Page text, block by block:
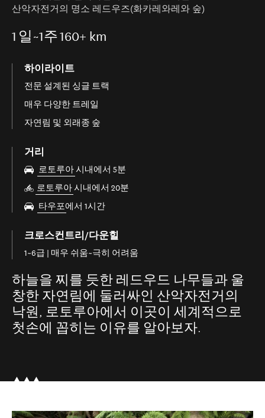
액티비티
산악자전거의 명소 레드우즈(화카레와레와 숲)
1 일~1주160+ km
하이라이트
전문 설계된 싱글 트랙
매우 다양한 트레일
자연림 및 외래종 숲
거리
로토루아시내에서 5분
로토루아시내에서 20분
타우포에서 1시간
크로스컨트리/다운힐
1~6급 | 매우 쉬움~극히 어려움
하늘을 찌를 듯한 레드우드 나무들과 울
창한 자연림에 둘러싸인 산악자전거의
낙원, 로토루아에서 이곳이 세계적으로
첫손에 꼽히는 이유를 알아보자.